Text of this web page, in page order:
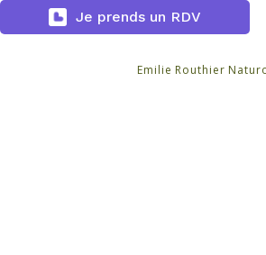
Je prends un RDV
Emilie Routhier